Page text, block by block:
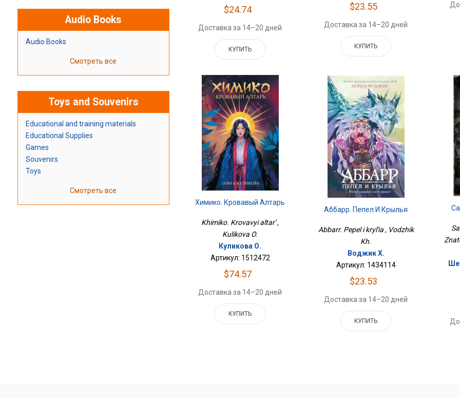
Audio Books
Audio Books
Смотреть все
Toys and Souvenirs
Educational and training materials
Educational Supplies
Games
Souvenirs
Toys
Смотреть все
$24.74
Доставка за 14–20 дней
КУПИТЬ
$23.55
Доставка за 14–20 дней
КУПИТЬ
Химико. Кровавый Алтарь
Khimiko. Krovavyi altar' ,
Kulikova O.
Куликова О.
Артикул: 1512472
$74.57
Доставка за 14–20 дней
КУПИТЬ
Аббарр. Пепел И Крылья
Abbarr. Pepel i kryl'ia , Vodzhik
Kh.
Воджик Х.
Артикул: 1434114
$23.53
Доставка за 14–20 дней
КУПИТЬ